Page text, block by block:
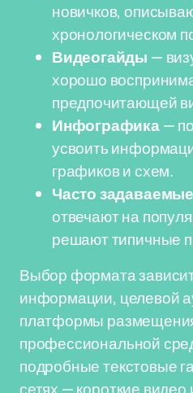
новичков,
хронологическом
Видеогайды —
хорошо
предпочитающей
Инфографика—
усвоить
графиков и схем.
Часто
отвечают на
решают типичные
Выбор формата
информации, целевой
платформы
профессиональной
подробные текстовые